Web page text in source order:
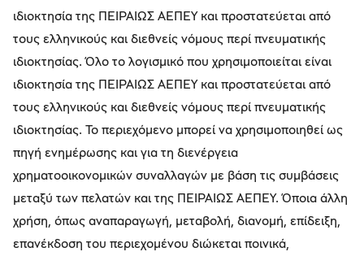
ιδιοκτησία της ΠΕΙΡΑΙΩΣ ΑΕΠΕΥ και προστατεύεται από
τους ελληνικούς και διεθνείς νόμους περί πνευματικής
ιδιοκτησίας. Όλο το λογισμικό που χρησιμοποιείται είναι
ιδιοκτησία της ΠΕΙΡΑΙΩΣ ΑΕΠΕΥ και προστατεύεται από
τους ελληνικούς και διεθνείς νόμους περί πνευματικής
ιδιοκτησίας. Το περιεχόμενο μπορεί να χρησιμοποιηθεί ως
πηγή ενημέρωσης και για τη διενέργεια
χρηματοοικονομικών συναλλαγών με βάση τις συμβάσεις
μεταξύ των πελατών και της ΠΕΙΡΑΙΩΣ ΑΕΠΕΥ. Όποια άλλη
χρήση, όπως αναπαραγωγή, μεταβολή, διανομή, επίδειξη,
επανέκδοση του περιεχομένου διώκεται ποινικά,